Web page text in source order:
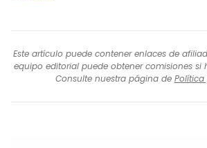
Este artículo puede contener enlaces de
equipo editorial puede obtener comisiones si
Consulte nuestra página de